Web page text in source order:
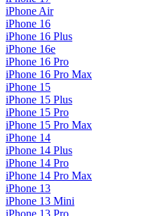
iPhone Air
iPhone 16
iPhone 16 Plus
iPhone 16e
iPhone 16 Pro
iPhone 16 Pro Max
iPhone 15
iPhone 15 Plus
iPhone 15 Pro
iPhone 15 Pro Max
iPhone 14
iPhone 14 Plus
iPhone 14 Pro
iPhone 14 Pro Max
iPhone 13
iPhone 13 Mini
iPhone 13 Pro